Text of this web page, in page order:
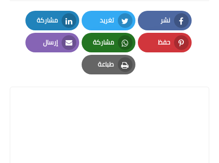
نشر
Facebook
تغريد
Twitter
مشاركة
LinkedIn
حفظ
Pinterest
مشاركة
Whatsapp
إرسال
Email
طباعة
Print